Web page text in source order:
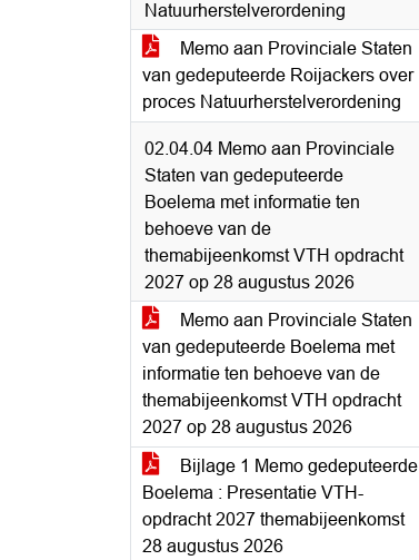
Natuurherstelverordening
Memo aan Provinciale Staten
van gedeputeerde Roijackers over
proces Natuurherstelverordening
02.04.04 Memo aan Provinciale
Staten van gedeputeerde
Boelema met informatie ten
behoeve van de
themabijeenkomst VTH opdracht
2027 op 28 augustus 2026
Memo aan Provinciale Staten
van gedeputeerde Boelema met
informatie ten behoeve van de
themabijeenkomst VTH opdracht
2027 op 28 augustus 2026
Bijlage 1 Memo gedeputeerde
Boelema : Presentatie VTH-
opdracht 2027 themabijeenkomst
28 augustus 2026